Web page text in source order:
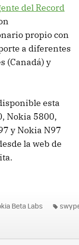
del Record
propio con
a diferentes
(Canadá) y
esta
Nokia 5800,
y Nokia N97
la web de
Beta Labs